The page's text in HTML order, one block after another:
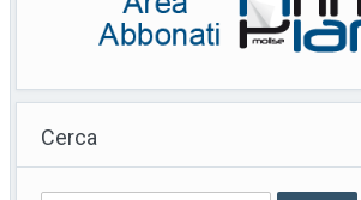
Cerca